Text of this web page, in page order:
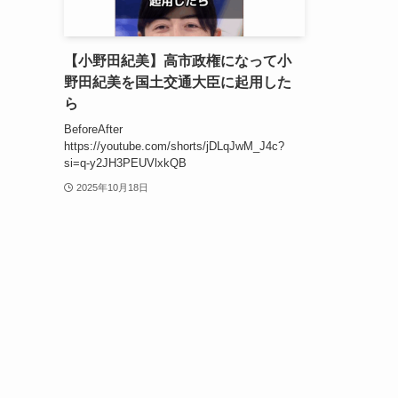
【小野田紀美】高市政権になって小
野田紀美を国土交通大臣に起用した
ら
BeforeAfter
https://youtube.com/shorts/jDLqJwM_J4c?
si=q-y2JH3PEUVlxkQB
2025年10月18日